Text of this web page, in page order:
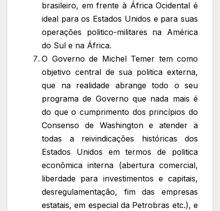
brasileiro, em frente à África Ocidental é
ideal para os Estados Unidos e para suas
operações politico-militares na América
do Sul e na África.
O Governo de Michel Temer tem como
objetivo central de sua politica externa,
que na realidade abrange todo o seu
programa de Governo que nada mais é
do que o cumprimento dos princípios do
Consenso de Washington e atender a
todas a reivindicações históricas dos
Estados Unidos em termos de politica
econômica interna (abertura comercial,
liberdade para investimentos e capitais,
desregulamentação, fim das empresas
estatais, em especial da Petrobras etc.), e